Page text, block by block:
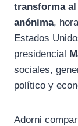
e
b
o
k
transforma al
anónima,
Estados
presidencial
sociales,
político y
Adorni